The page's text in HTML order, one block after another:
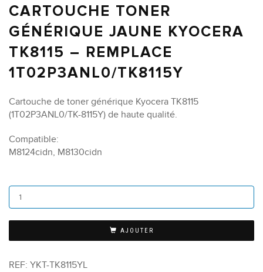
CARTOUCHE TONER
GÉNÉRIQUE JAUNE KYOCERA
TK8115 – REMPLACE
1T02P3ANL0/TK8115Y
Cartouche de toner générique Kyocera TK8115
(1T02P3ANL0/TK-8115Y) de haute qualité.
Compatible:
M8124cidn, M8130cidn
AJOUTER
REF: YKT-TK8115YL